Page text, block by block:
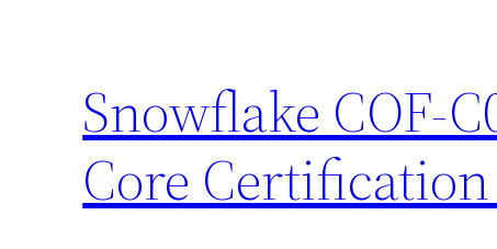
Snowflake COF-
Core